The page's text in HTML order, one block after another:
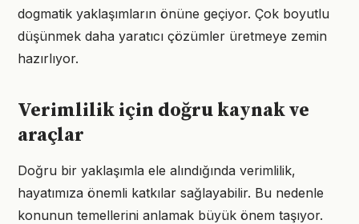
dogmatik yaklaşımların önüne geçiyor. Çok boyutlu
düşünmek daha yaratıcı çözümler üretmeye zemin
hazırlıyor.
Verimlilik için doğru kaynak ve
araçlar
Doğru bir yaklaşımla ele alındığında verimlilik,
hayatımıza önemli katkılar sağlayabilir. Bu nedenle
konunun temellerini anlamak büyük önem taşıyor.